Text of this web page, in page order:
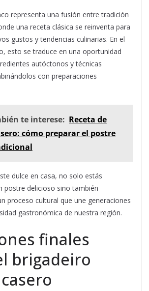
representa una fusión entre tradición
una receta clásica se reinventa para
gustos y tendencias culinarias. En el
esto se traduce en una oportunidad
autóctonos y técnicas
con preparaciones
te interese: Receta de
cómo preparar el postre
dulce en casa, no solo estás
postre delicioso sino también
proceso cultural que une generaciones
gastronómica de nuestra región.
finales
brigadeiro